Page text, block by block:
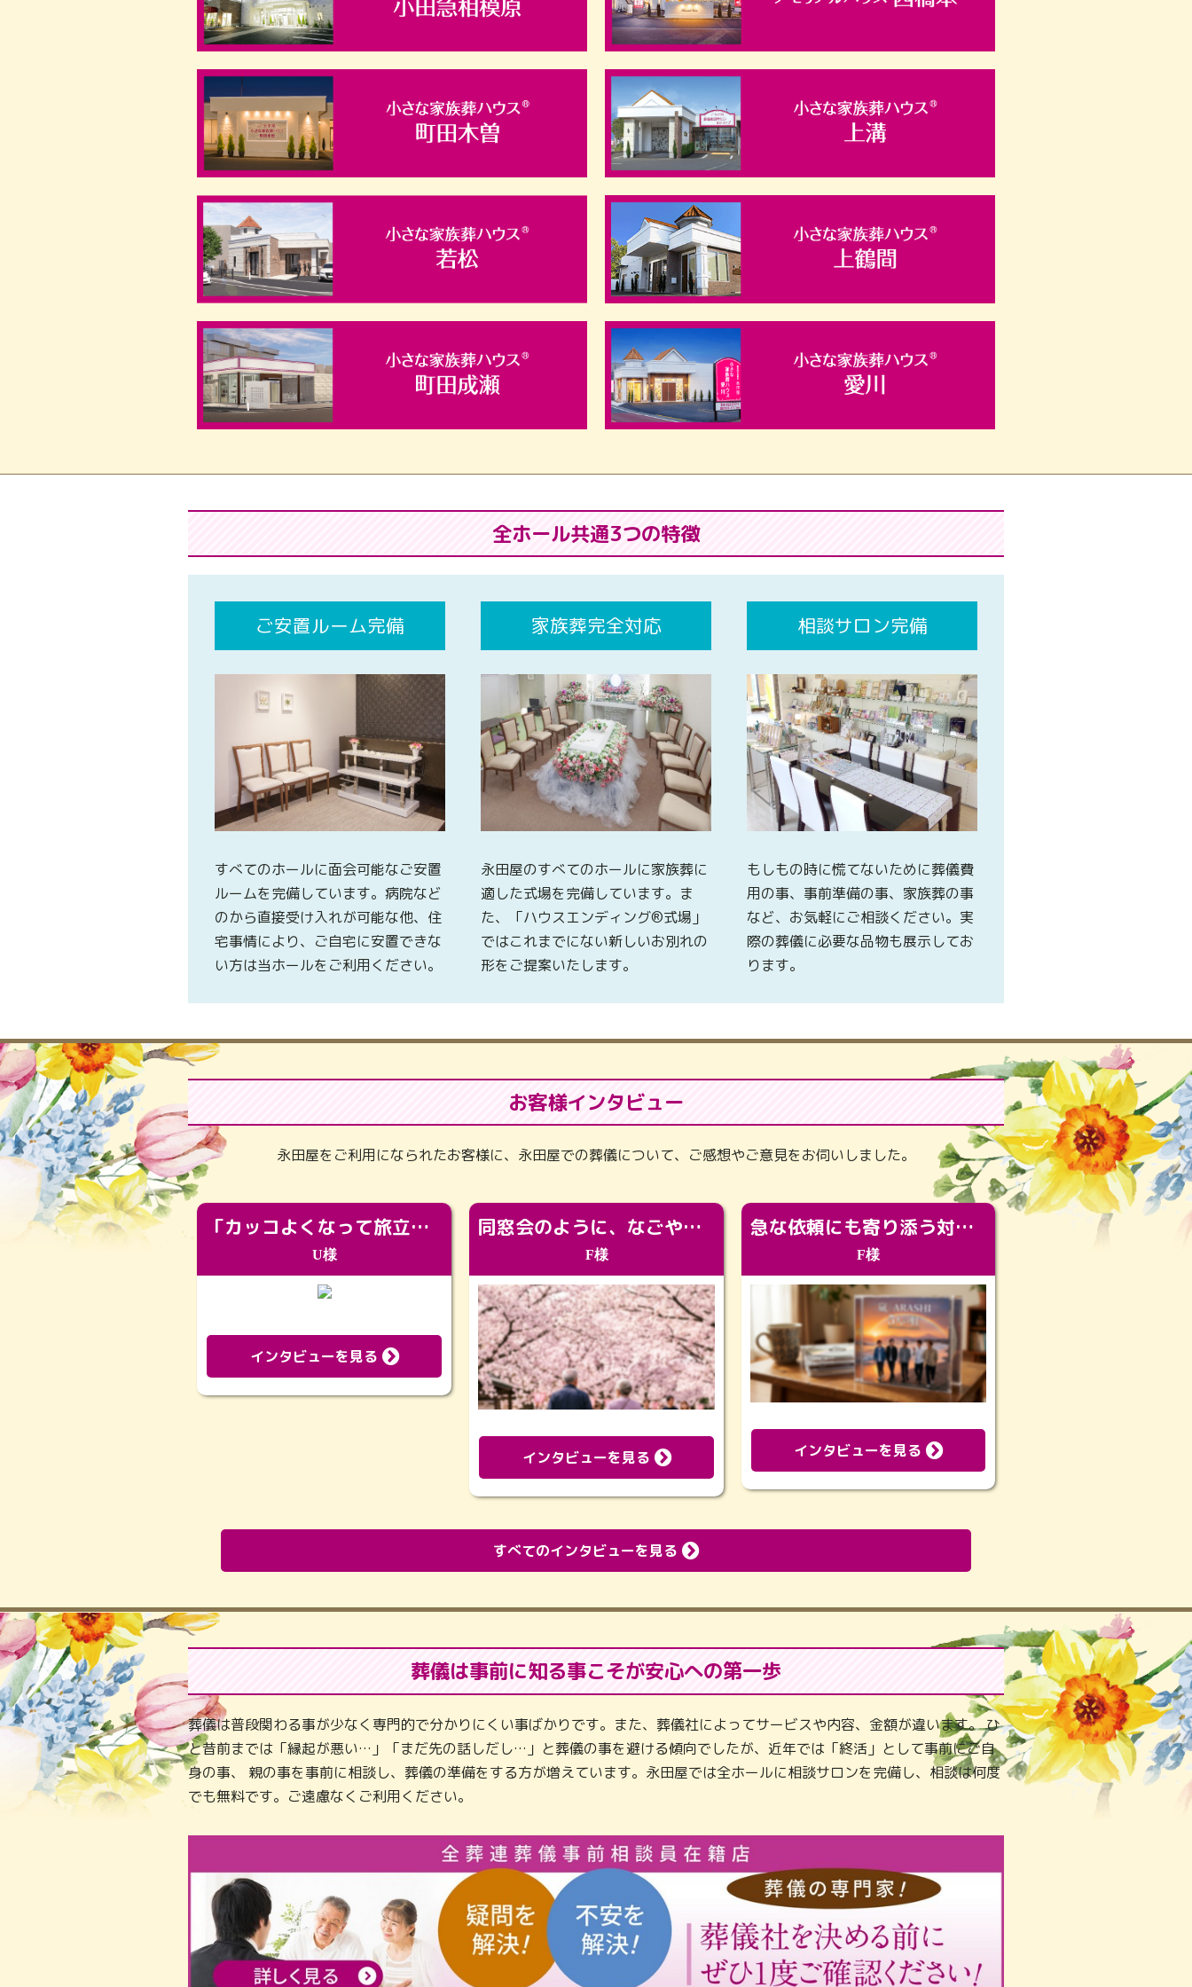
全ホール共通3つの特徴
ご安置ルーム完備
すべてのホールに面会可能なご安置
ルームを完備しています。病院など
のから直接受け入れが可能な他、住
宅事情により、ご自宅に安置できな
い方は当ホールをご利用ください。
家族葬完全対応
永田屋のすべてのホールに家族葬に
適した式場を完備しています。ま
た、「ハウスエンディング®式場」
ではこれまでにない新しいお別れの
形をご提案いたします。
相談サロン完備
もしもの時に慌てないために葬儀費
用の事、事前準備の事、家族葬の事
など、お気軽にご相談ください。実
際の葬儀に必要な品物も展示してお
ります。
お客様インタビュー
永田屋をご利用になられたお客様に、永田屋での葬儀について、ご感想やご意見をお伺いしました。
「カッコよくなって旅立っていってくれました（笑）もっとカッコいいって言ってあげればよかったな」
U様
インタビューを見る
同窓会のように、なごやかに。92歳の旅立ちを彩った、再会と感謝の場
F様
インタビューを見る
急な依頼にも寄り添う対応。メモリアルコーナーで振り返る大切な日々
F様
インタビューを見る
すべてのインタビューを見る
葬儀は事前に知る事こそが安心への第一歩
葬儀は普段関わる事が少なく専門的で分かりにくい事ばかりです。また、葬儀社によってサービスや内容、金額が違います。 ひ
と昔前までは「縁起が悪い…」「まだ先の話しだし…」と葬儀の事を避ける傾向でしたが、近年では「終活」として事前にご自
身の事、 親の事を事前に相談し、葬儀の準備をする方が増えています。永田屋では全ホールに相談サロンを完備し、相談は何度
でも無料です。ご遠慮なくご利用ください。